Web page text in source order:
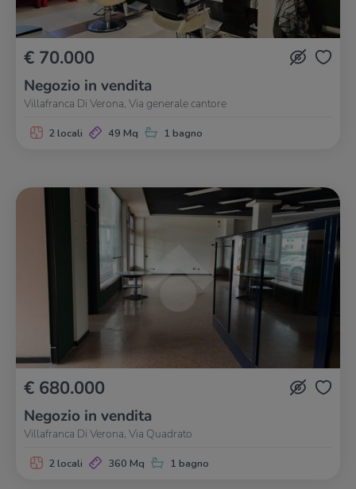
€ 70.000
Negozio in vendita
Villafranca Di Verona, Via generale cantore
2 locali 49 Mq 1 bagno
€ 680.000
Negozio in vendita
Villafranca Di Verona, Via Quadrato
2 locali 360 Mq 1 bagno